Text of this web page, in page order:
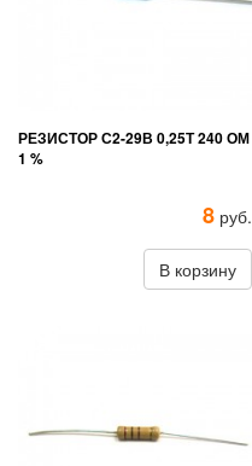
РЕЗИСТОР С2-29В 0,25Т 240 ОМ
1 %
8 руб.
В корзину